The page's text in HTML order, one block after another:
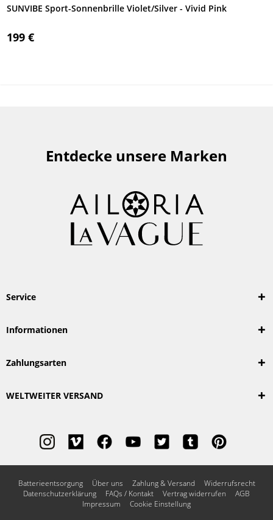
SUNVIBE Sport-Sonnenbrille Violet/Silver - Vivid Pink
199 €
Entdecke unsere Marken
Service
Informationen
Zahlungsarten
WELTWEITER VERSAND
Batterieentsorgung Über uns Zahlung & Versand
Widerrufsrecht
Datenschutzerklärung
FAQs / Kontakt Vertrag widerrufen
AGB
Impressum
Cookie Einstellung